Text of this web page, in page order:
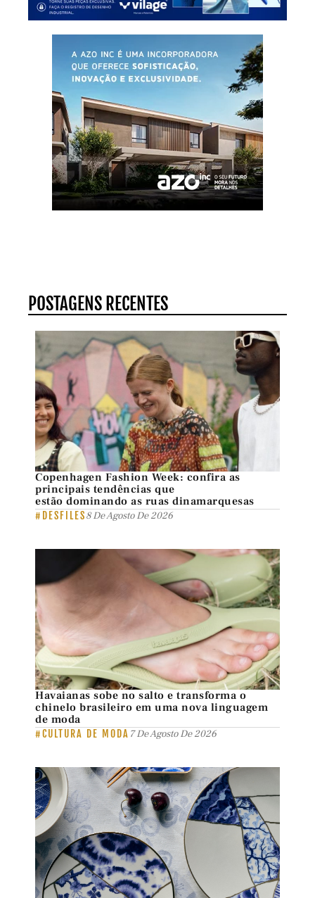
POSTAGENS RECENTES
Copenhagen Fashion Week: confira as
principais tendências que
estão dominando as ruas dinamarquesas
#DESFILES8 De Agosto De 2026
Havaianas sobe no salto e transforma o
chinelo brasileiro em uma nova linguagem
de moda
#CULTURA DE MODA 7 De Agosto De 2026